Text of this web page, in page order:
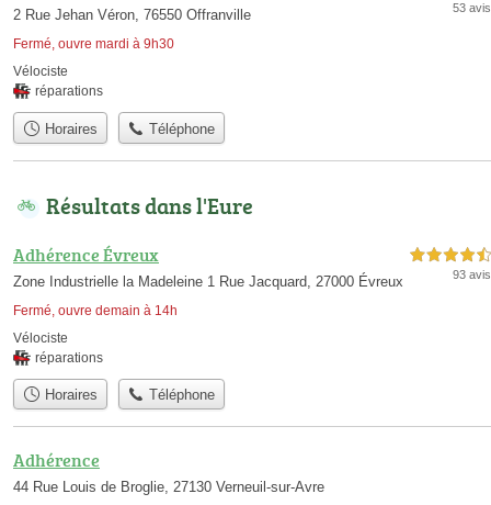
2 Rue Jehan Véron, 76550 Offranville
Fermé, ouvre mardi à 9h30
53 avis
Vélociste
réparations
Horaires Téléphone
Résultats dans l'Eure
Adhérence Évreux
Zone Industrielle la Madeleine 1 Rue Jacquard, 27000 Évreux
Fermé, ouvre demain à 14h
4,5 étoiles sur 5
93 avis
Vélociste
réparations
Horaires Téléphone
Adhérence
44 Rue Louis de Broglie, 27130 Verneuil-sur-Avre